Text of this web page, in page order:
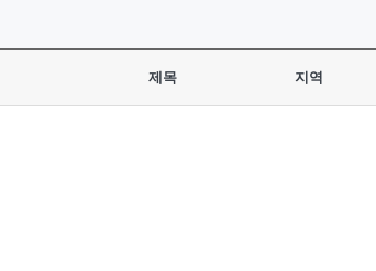
제목 지역